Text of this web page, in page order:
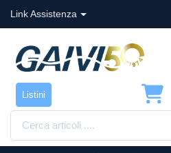
Link Assistenza
Listini